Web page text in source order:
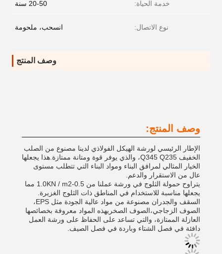
خدمة الحياة: 20-50 سنة
نوع الاتصال: انسحب، ملحومة
وصف المنتج
وصف المنتج:
الإطار الرئيسي لورشة الهيكل الفولاذي لدينا مصنوع من الصلب
الخفيف Q345 Q235، والذي يوفر قوة ومتانة ممتازة.هذا يجعلها
الخيار المثالي لمرافق البناء ومواد البناء التي تتطلب مستوى
عال من الاستقرار والدعم.
يتراوح حمولة الثلوج في ورشة عملنا من 0.5-1.0KN / m2 مما
يجعلها مناسبة للاستخدام في المناطق ذات الثلوج الغزيرة.
السقف والجدران مصنوعة من مواد عالية الجودة مثل EPS،
الصوف الزجاجي،الصوف الصخريهذه المواد معروفة بخصائصها
العازلة الممتازة، والتي تساعد على الحفاظ على ورشة العمل
دافئة في فصل الشتاء وباردة في فصل الصيف.